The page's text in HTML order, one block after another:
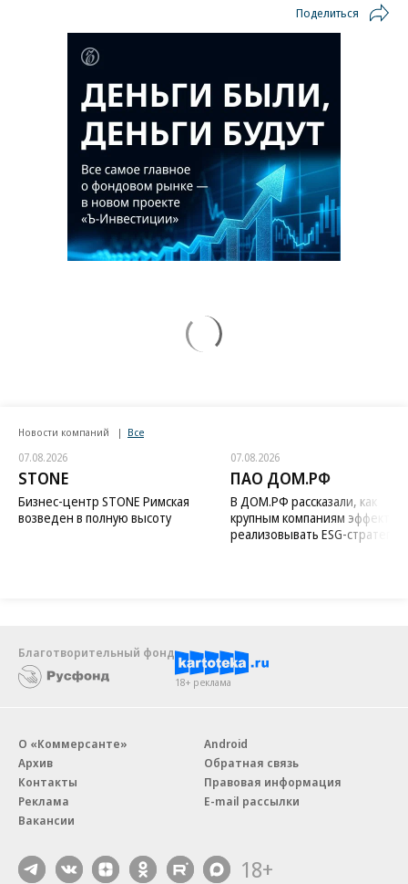
Поделиться
Новости компаний Все
07.08.2026
STONE
Бизнес-центр STONE Римская
возведен в полную высоту
07.08.2026
ПАО ДОМ.РФ
В ДОМ.РФ рассказали, как
крупным компаниям
реализовывать ESG-стратегию
Благотворительный фонд
18+ реклама
О «Коммерсанте»
Архив
Контакты
Реклама
Вакансии
Android
Обратная связь
Правовая информация
E-mail рассылки
18+